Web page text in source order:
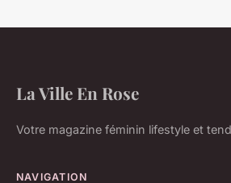
La Ville En Rose
Votre magazine féminin lifestyle et
NAVIGATION